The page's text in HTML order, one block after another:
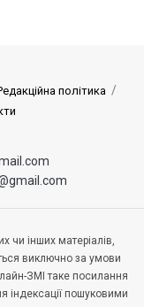
політика
чи інших матеріалів,
виключно за умови
ЗМІ таке посилання
індексації пошуковими